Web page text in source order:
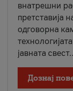
внатрешни
претставија
одговорна
јавната
Дознај